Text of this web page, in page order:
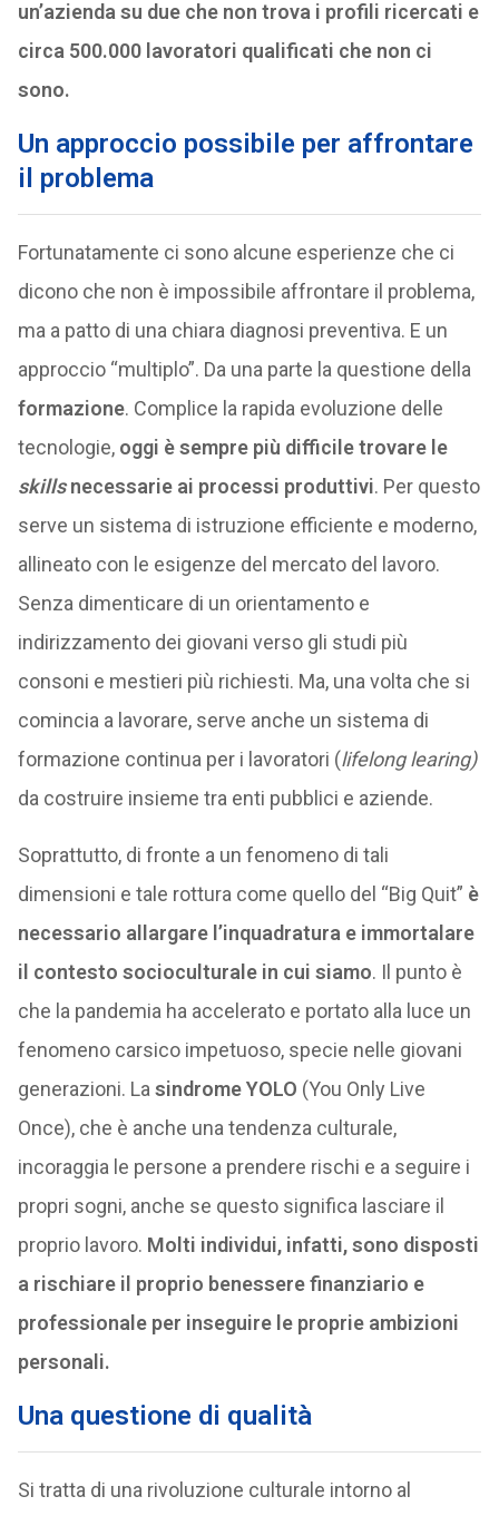
un’azienda su due che non trova i profili ricercati e
circa 500.000 lavoratori qualificati che non ci
sono.
Un approccio possibile per affrontare
il problema
Fortunatamente ci sono alcune esperienze che ci
dicono che non è impossibile affrontare il problema,
ma a patto di una chiara diagnosi preventiva. E un
approccio “multiplo”. Da una parte la questione della
formazione. Complice la rapida evoluzione delle
tecnologie, oggi è sempre più difficile trovare le
skillsnecessarie ai processi produttivi. Per questo
serve un sistema di istruzione efficiente e moderno,
allineato con le esigenze del mercato del lavoro.
Senza dimenticare di un orientamento e
indirizzamento dei giovani verso gli studi più
consoni e mestieri più richiesti. Ma, una volta che si
comincia a lavorare, serve anche un sistema di
formazione continua per i lavoratori (lifelong learing)
da costruire insieme tra enti pubblici e aziende.
Soprattutto, di fronte a un fenomeno di tali
dimensioni e tale rottura come quello del “Big Quit” è
necessario allargare l’inquadratura e immortalare
il contesto socioculturale in cui siamo. Il punto è
che la pandemia ha accelerato e portato alla luce un
fenomeno carsico impetuoso, specie nelle giovani
generazioni. La sindrome YOLO (You Only Live
Once), che è anche una tendenza culturale,
incoraggia le persone a prendere rischi e a seguire i
propri sogni, anche se questo significa lasciare il
proprio lavoro. Molti individui, infatti, sono disposti
a rischiare il proprio benessere finanziario e
professionale per inseguire le proprie ambizioni
personali.
Una questione di qualità
Si tratta di una rivoluzione culturale intorno al